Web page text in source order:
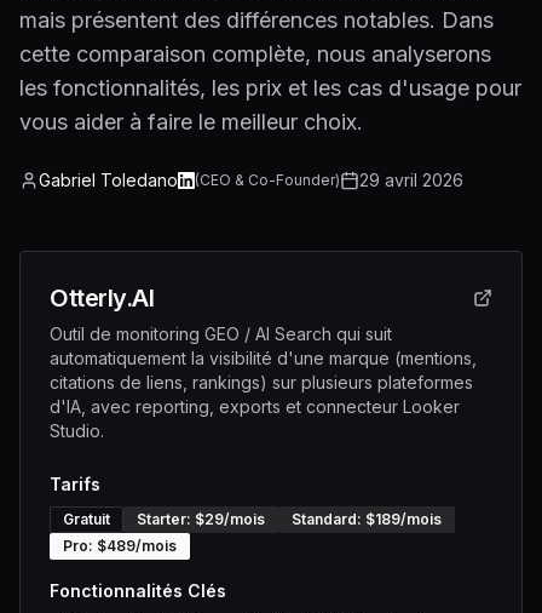
mais présentent des différences notables. Dans
cette comparaison complète, nous analyserons
les fonctionnalités, les prix et les cas d'usage pour
vous aider à faire le meilleur choix.
Gabriel Toledano (CEO & Co-Founder) 29 avril 2026
Otterly.AI
Outil de monitoring GEO / AI Search qui suit
automatiquement la visibilité d'une marque (mentions,
citations de liens, rankings) sur plusieurs plateformes
d'IA, avec reporting, exports et connecteur Looker
Studio.
Tarifs
Gratuit Starter: $29/mois Standard: $189/mois
Pro: $489/mois
Fonctionnalités Clés